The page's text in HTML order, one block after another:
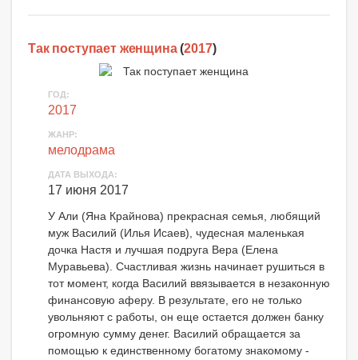
Так поступает женщина(2017)
ГОД:
2017
ЖАНР:
мелодрама
ДАТА ВЫХОДА:
17 июня 2017
У Али (Яна Крайнова) прекрасная семья, любящий
муж Василий (Илья Исаев), чудесная маленькая
дочка Настя и лучшая подруга Вера (Елена
Муравьева). Счастливая жизнь начинает рушиться в
тот момент, когда Василий ввязывается в незаконную
финансовую аферу. В результате, его не только
увольняют с работы, он еще остается должен банку
огромную сумму денег. Василий обращается за
помощью к единственному богатому знакомому -